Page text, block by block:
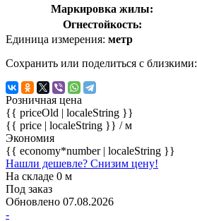
Маркировка жилы:
Огнестойкость:
Единица измерения: метр
Сохранить или поделиться с близкими:
Розничная цена
{{ priceOld | localeString }}
{{ price | localeString }} / м
Экономия
{{ economy*number | localeString }}
Нашли дешевле? Снизим цену!
На складе 0 м
Под заказ
Обновлено 07.08.2026
-